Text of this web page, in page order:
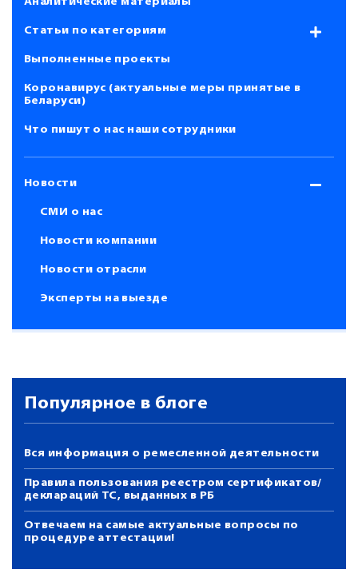
Статьи по категориям
Выполненные проекты
Коронавирус (актуальные меры принятые в
Беларуси)
Что пишут о нас наши сотрудники
Новости
СМИ о нас
Новости компании
Новости отрасли
Эксперты на выезде
Популярное в блоге
Вся информация о ремесленной деятельности
Правила пользования реестром сертификатов/
деклараций ТС, выданных в РБ
Отвечаем на самые актуальные вопросы по
процедуре аттестации!